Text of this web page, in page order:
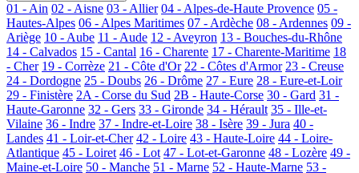
01 - Ain 02 - Aisne 03 - Allier 04 - Alpes-de-Haute Provence 05 -
Hautes-Alpes 06 - Alpes Maritimes 07 - Ardèche 08 - Ardennes 09 -
Ariège 10 - Aube 11 - Aude 12 - Aveyron 13 - Bouches-du-Rhône
14 - Calvados 15 - Cantal 16 - Charente 17 - Charente-Maritime 18
- Cher 19 - Corrèze 21 - Côte d'Or 22 - Côtes d'Armor 23 - Creuse
24 - Dordogne 25 - Doubs 26 - Drôme 27 - Eure 28 - Eure-et-Loir
29 - Finistère 2A - Corse du Sud 2B - Haute-Corse 30 - Gard 31 -
Haute-Garonne 32 - Gers 33 - Gironde 34 - Hérault 35 - Ille-et-
Vilaine 36 - Indre 37 - Indre-et-Loire 38 - Isère 39 - Jura 40 -
Landes 41 - Loir-et-Cher 42 - Loire 43 - Haute-Loire 44 - Loire-
Atlantique 45 - Loiret 46 - Lot 47 - Lot-et-Garonne 48 - Lozère 49 -
Maine-et-Loire 50 - Manche 51 - Marne 52 - Haute-Marne 53 -